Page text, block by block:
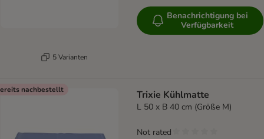
5 Varianten
Benachrichtigung bei
Verfügbarkeit
nachbestellt Trixie Kühlmatte
L 50 x B 40 cm (Größe M)
Not rated